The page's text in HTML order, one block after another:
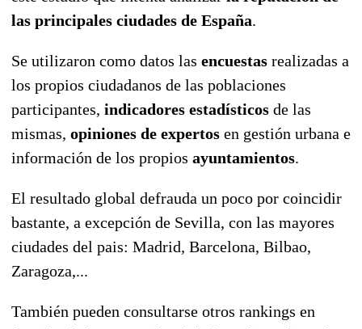
las principales ciudades de España.
Se utilizaron como datos las encuestas realizadas a
los propios ciudadanos de las poblaciones
participantes, indicadores estadísticos de las
mismas, opiniones de expertos en gestión urbana e
información de los propios ayuntamientos.
El resultado global defrauda un poco por coincidir
bastante, a excepción de Sevilla, con las mayores
ciudades del pais: Madrid, Barcelona, Bilbao,
Zaragoza,...
También pueden consultarse otros rankings en